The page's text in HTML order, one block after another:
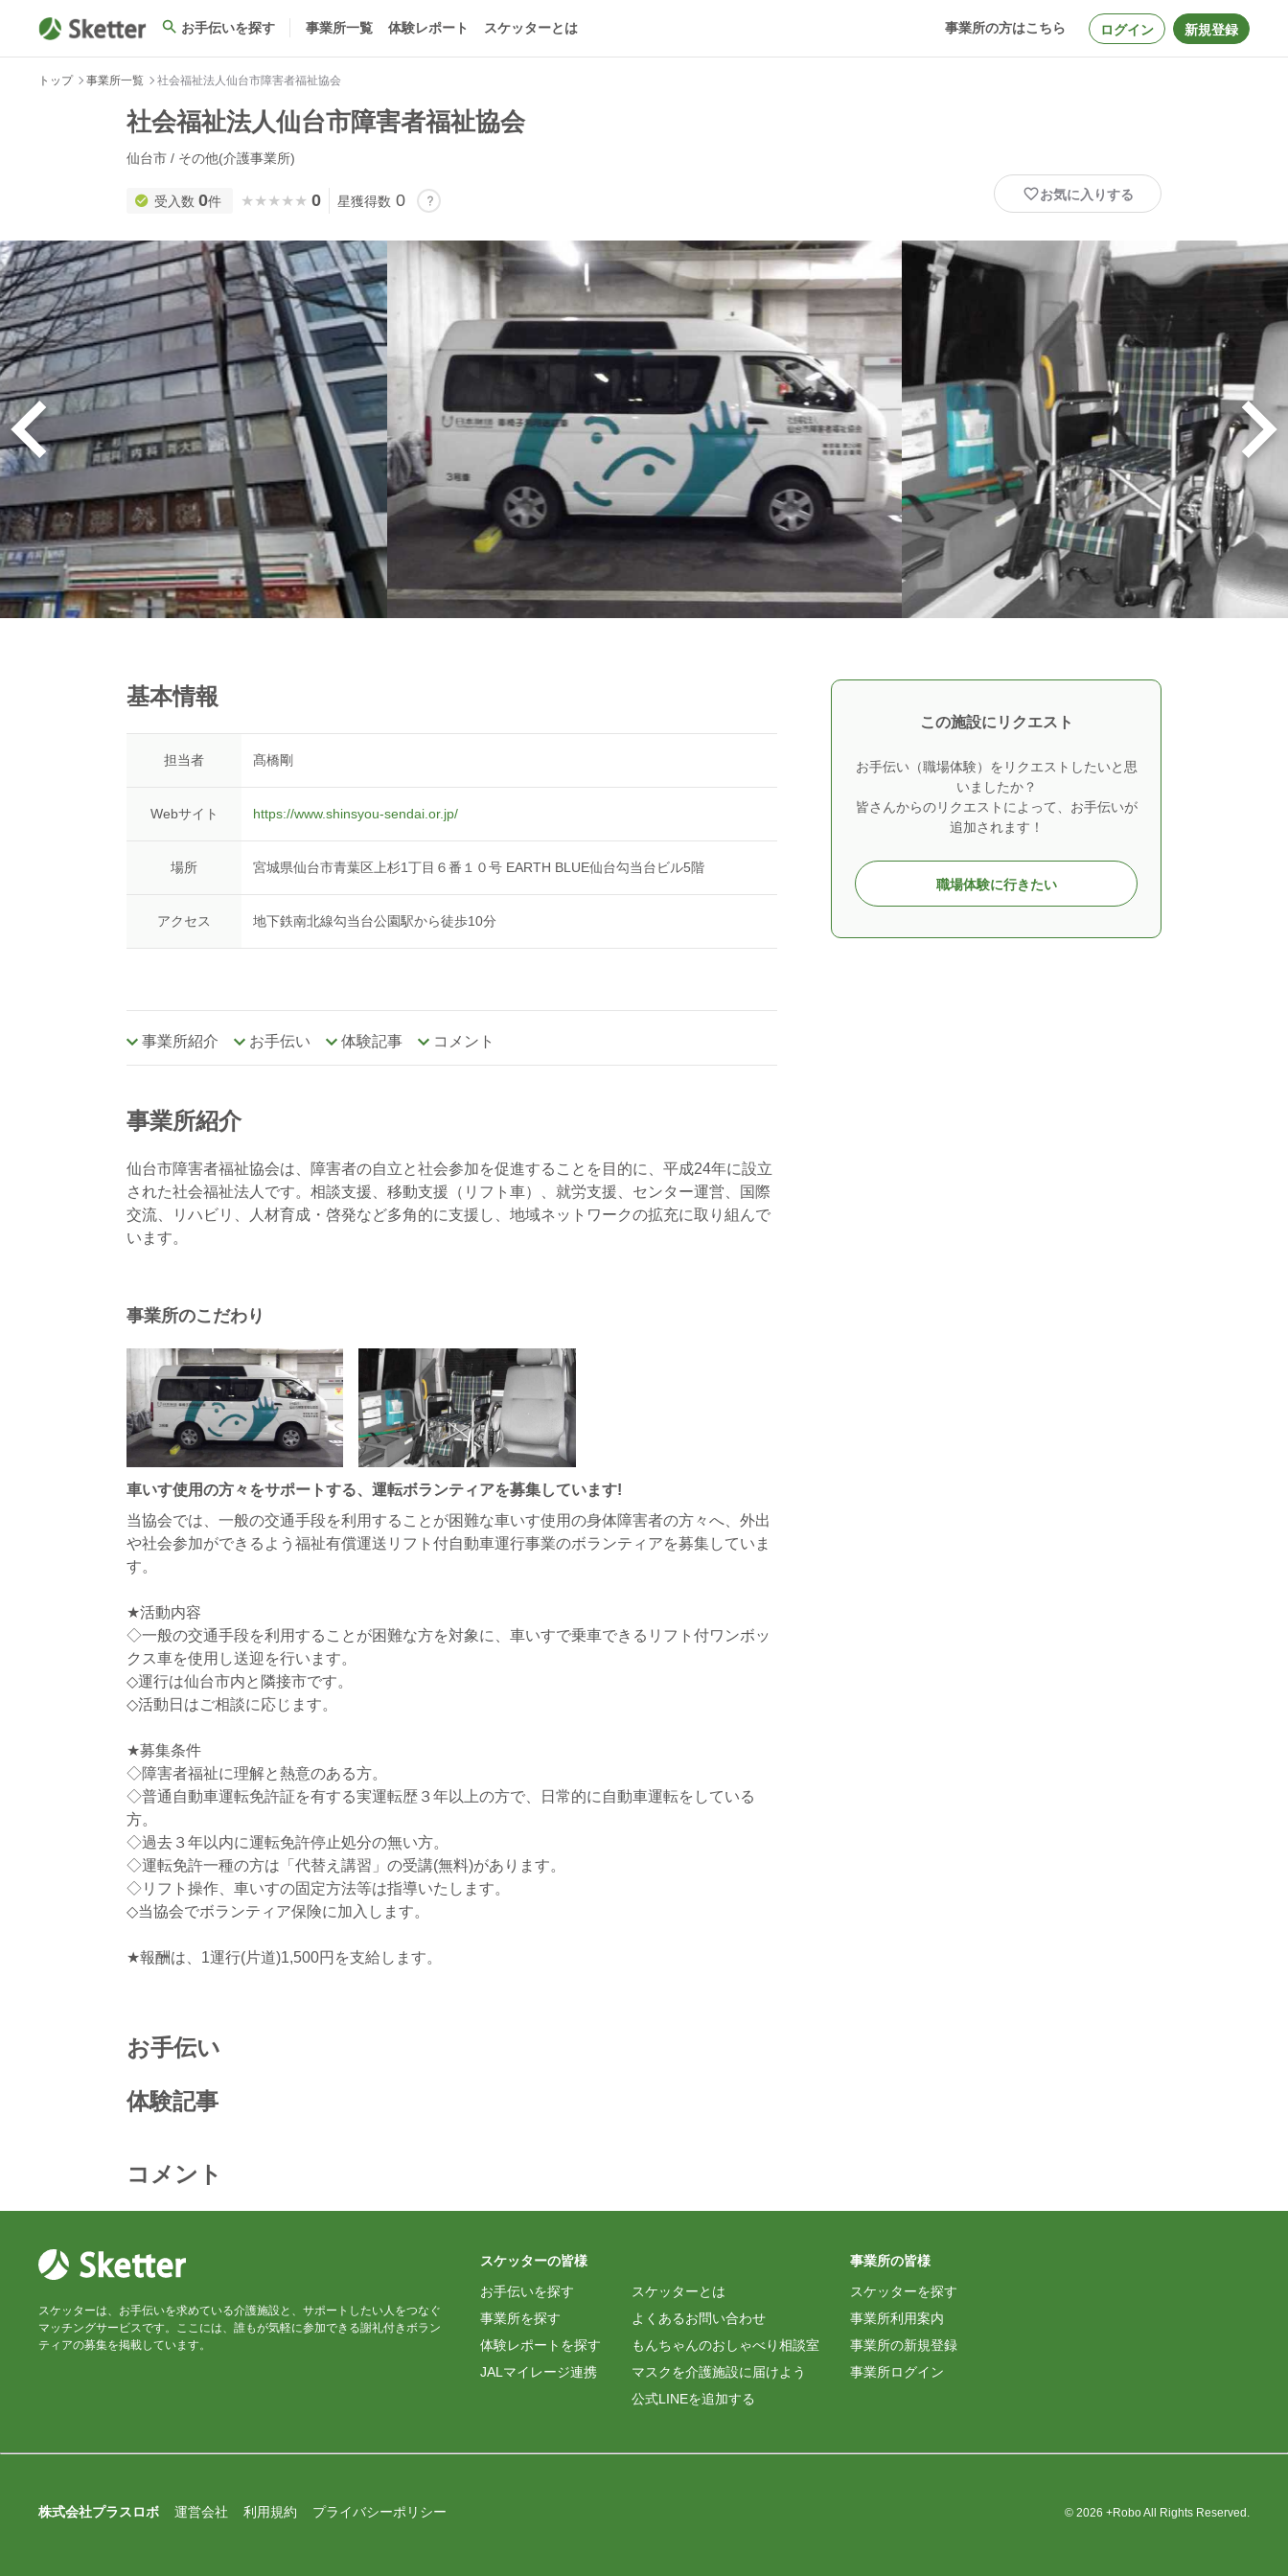
お手伝いを探す 事業所一覧 体験レポート スケッターとは 事業所の方はこちら ログイン 新規登録
トップ 事業所一覧 社会福祉法人仙台市障害者福祉協会
社会福祉法人仙台市障害者福祉協会
仙台市 / その他(介護事業所)
受入数 0件 ★★★★★
★★★★★ 0 星獲得数 0 お気に入りする
基本情報
担当者 髙橋剛
Webサイト https://www.shinsyou-sendai.or.jp/
場所 宮城県仙台市青葉区上杉1丁目６番１０号 EARTH BLUE仙台勾当台ビル5階
アクセス 地下鉄南北線勾当台公園駅から徒歩10分
事業所紹介 お手伝い 体験記事 コメント
事業所紹介
仙台市障害者福祉協会は、障害者の自立と社会参加を促進することを目的に、平成24年に設立
された社会福祉法人です。相談支援、移動支援（リフト車）、就労支援、センター運営、国際
交流、リハビリ、人材育成・啓発など多角的に支援し、地域ネットワークの拡充に取り組んで
います。
事業所のこだわり
車いす使用の方々をサポートする、運転ボランティアを募集しています!
当協会では、一般の交通手段を利用することが困難な車いす使用の身体障害者の方々へ、外出
や社会参加ができるよう福祉有償運送リフト付自動車運行事業のボランティアを募集していま
す。
★活動内容
◇一般の交通手段を利用することが困難な方を対象に、車いすで乗車できるリフト付ワンボッ
クス車を使用し送迎を行います。
◇運行は仙台市内と隣接市です。
◇活動日はご相談に応じます。
★募集条件
◇障害者福祉に理解と熱意のある方。
◇普通自動車運転免許証を有する実運転歴３年以上の方で、日常的に自動車運転をしている
方。
◇過去３年以内に運転免許停止処分の無い方。
◇運転免許一種の方は「代替え講習」の受講(無料)があります。
◇リフト操作、車いすの固定方法等は指導いたします。
◇当協会でボランティア保険に加入します。
★報酬は、1運行(片道)1,500円を支給します。
お手伝い
体験記事
コメント
この施設にリクエスト
お手伝い（職場体験）をリクエストしたいと思
いましたか？
皆さんからのリクエストによって、お手伝いが
追加されます！
職場体験に行きたい
スケッターは、お手伝いを求めている介護施設と、サポートしたい人をつなぐ
マッチングサービスです。ここには、誰もが気軽に参加できる謝礼付きボラン
ティアの募集を掲載しています。
スケッターの皆様
お手伝いを探す
事業所を探す
体験レポートを探す
JALマイレージ連携
スケッターとは
よくあるお問い合わせ
もんちゃんのおしゃべり相談室
マスクを介護施設に届けよう
公式LINEを追加する
事業所の皆様
スケッターを探す
事業所利用案内
事業所の新規登録
事業所ログイン
株式会社プラスロボ 運営会社 利用規約 プライバシーポリシー © 2026 +Robo All Rights Reserved.